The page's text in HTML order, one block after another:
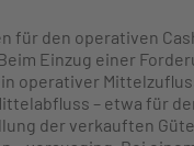
für den operativen
Einzug einer
operativer
– etwa für
der verkauften